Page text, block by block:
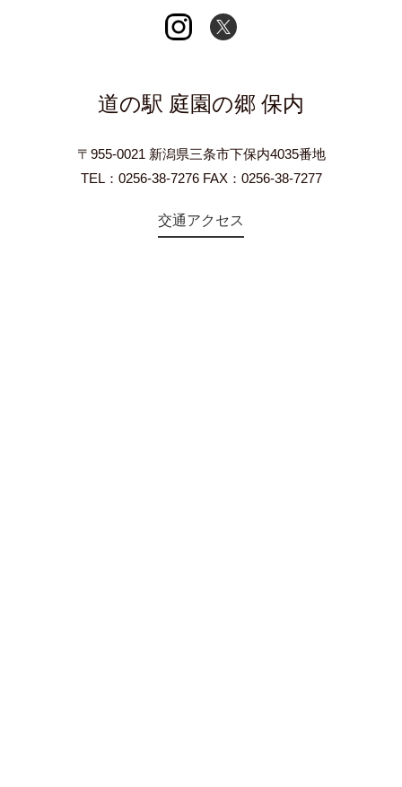
道の駅 庭園の郷 保内
〒955-0021 新潟県三条市下保内4035番地
TEL：0256-38-7276 FAX：0256-38-7277
交通アクセス